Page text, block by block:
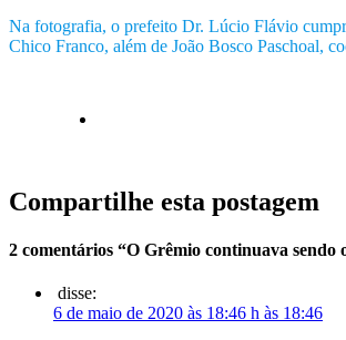
Na fotografia, o prefeito Dr. Lúcio Flávio
Chico Franco, além de João Bosco Paschoal,
Compartilhe esta postagem
2 comentários “O Grêmio continuava sendo
disse:
6 de maio de 2020 às 18:46 h às 18:46